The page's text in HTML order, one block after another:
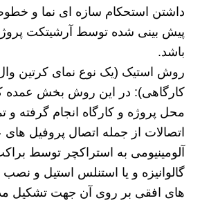
داشتن استحکام سازه ای نما و
پیش بینی شده توسط آرشیتکت
باشد.
روش استیک (یک نوع نمای کرتین
کارگاهی): در این روش بخش عمده
محل پروژه و کارگاه انجام گرفته و
اتصالات از جمله اتصال پروفیل
آلومینیومی به استراکچر توسط
گالوانیزه و یا استنلس استیل و نصب
های افقی بر روی آن جهت تشکیل